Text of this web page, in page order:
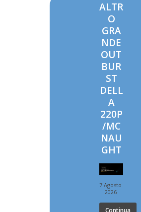
ALTR
O
GRA
NDE
OUT
BUR
ST
DELL
A
220P
/MC
NAU
GHT
7 Agosto
2026
Continua